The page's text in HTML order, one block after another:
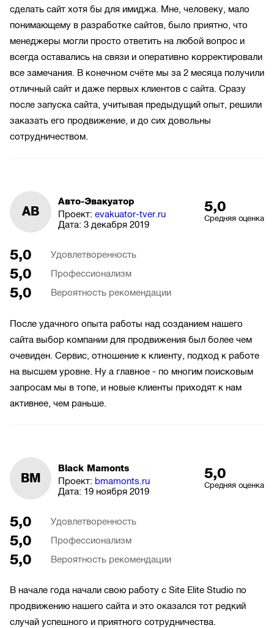
сделать сайт хотя бы для имиджа. Мне, человеку, мало
понимающему в разработке сайтов, было приятно, что
менеджеры могли просто ответить на любой вопрос и
всегда оставались на связи и оперативно корректировали
все замечания. В конечном счёте мы за 2 месяца получили
отличный сайт и даже первых клиентов с сайта. Сразу
после запуска сайта, учитывая предыдущий опыт, решили
заказать его продвижение, и до сих довольны
сотрудничеством.
АВ
Авто-Эвакуатор
Проект: evakuator-tver.ru
Дата: 3 декабря 2019
5,0
Средняя оценка
5,0 Удовлетворенность
5,0 Профессионализм
5,0 Вероятность рекомендации
После удачного опыта работы над созданием нашего
сайта выбор компании для продвижения был более чем
очевиден. Сервис, отношение к клиенту, подход к работе
на высшем уровне. Ну а главное - по многим поисковым
запросам мы в топе, и новые клиенты приходят к нам
активнее, чем раньше.
BM
Black Mamonts
Проект: bmamonts.ru
Дата: 19 ноября 2019
5,0
Средняя оценка
5,0 Удовлетворенность
5,0 Профессионализм
5,0 Вероятность рекомендации
В начале года начали свою работу с Site Elite Studio по
продвижению нашего сайта и это оказался тот редкий
случай успешного и приятного сотрудничества.